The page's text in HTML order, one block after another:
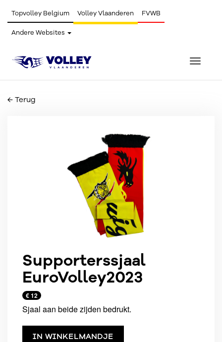
Topvolley Belgium Volley Vlaanderen FVWB
Andere Websites
Toggle
← Terug
Supporterssjaal
EuroVolley2023
€ 12
Sjaal aan beide zijden bedrukt.
IN WINKELMANDJE